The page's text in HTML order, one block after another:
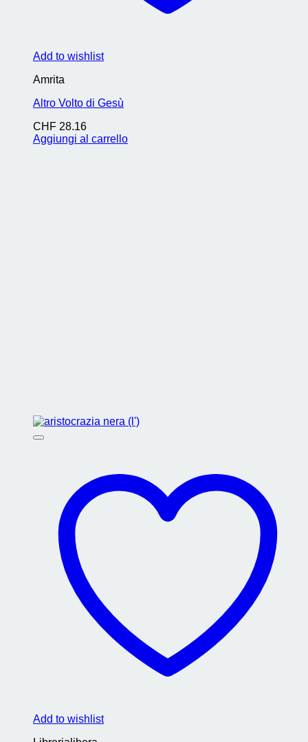
Add to wishlist
Amrita
Altro Volto di Gesù
CHF 28.16
Aggiungi al carrello
Add to wishlist